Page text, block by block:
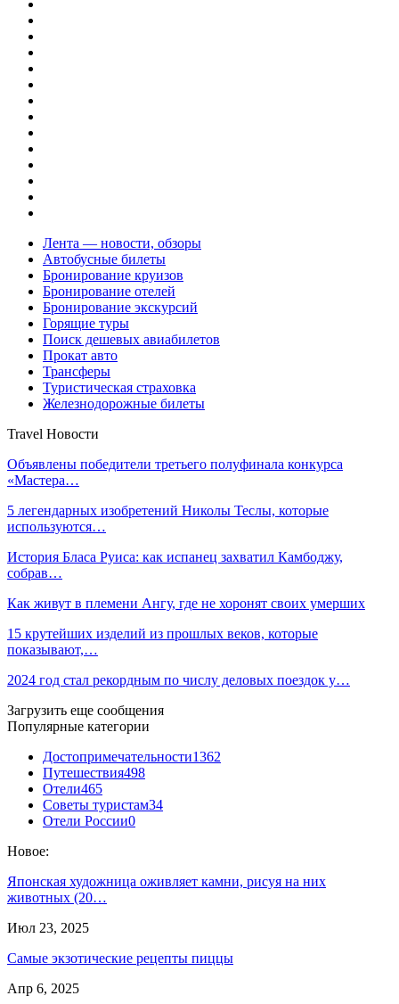
Лента — новости, обзоры
Автобусные билеты
Бронирование круизов
Бронирование отелей
Бронирование экскурсий
Горящие туры
Поиск дешевых авиабилетов
Прокат авто
Трансферы
Туристическая страховка
Железнодорожные билеты
Travel Новости
Объявлены победители третьего полуфинала конкурса
«Мастера…
5 легендарных изобретений Николы Теслы, которые
используются…
История Бласа Руиса: как испанец захватил Камбоджу,
собрав…
Как живут в племени Ангу, где не хоронят своих умерших
15 крутейших изделий из прошлых веков, которые
показывают,…
2024 год стал рекордным по числу деловых поездок у…
Загрузить еще сообщения
Популярные категории
Достопримечательности1362
Путешествия498
Отели465
Советы туристам34
Отели России0
Новое:
Японская художница оживляет камни, рисуя на них
животных (20…
Июл 23, 2025
Самые экзотические рецепты пиццы
Апр 6, 2025